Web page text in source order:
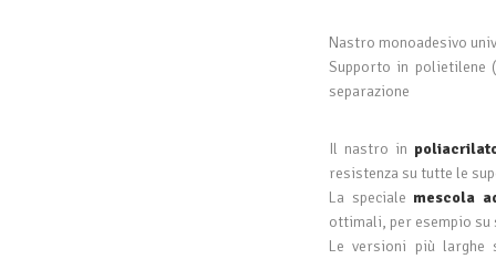
Nastro monoadesivo
Supporto in polietilene
separazione
Il nastro in
resistenza su tutte le
La speciale mescola
ottimali, per esempio su
Le versioni più larghe